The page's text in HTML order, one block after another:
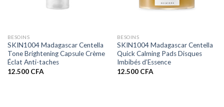
BESOINS
SKIN1004 Madagascar Centella
Tone Brightening Capsule Crème
Éclat Anti-taches
12.500 CFA
BESOINS
SKIN1004 Madagascar Centella
Quick Calming Pads Disques
Imbibés d’Essence
12.500 CFA